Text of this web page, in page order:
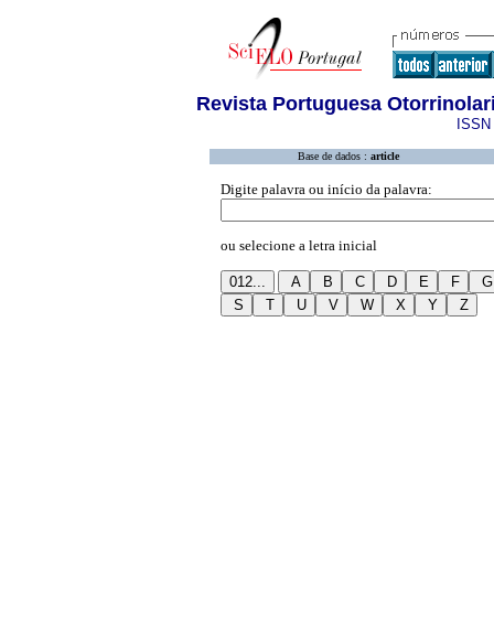
Revista Portuguesa
Base de dados : article
Digite palavra ou início da palavra:
ou selecione a letra inicial